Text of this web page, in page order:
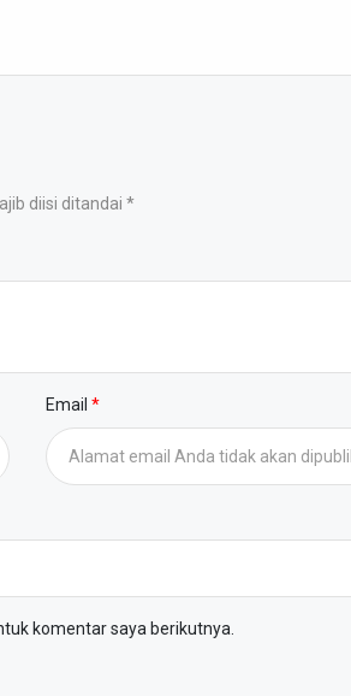
diisi ditandai *
Email
komentar saya berikutnya.